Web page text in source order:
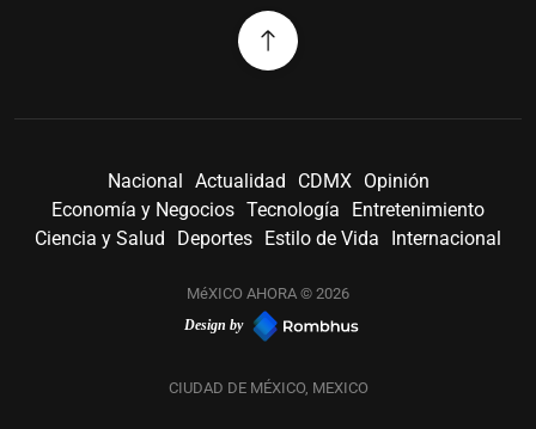
Nacional Actualidad CDMX
Opinión
Economía y Negocios Tecnología
Entretenimiento
Ciencia y Salud
Deportes Estilo de Vida Internacional
MéXICO AHORA © 2026
Design by
CIUDAD DE MÉXICO, MEXICO